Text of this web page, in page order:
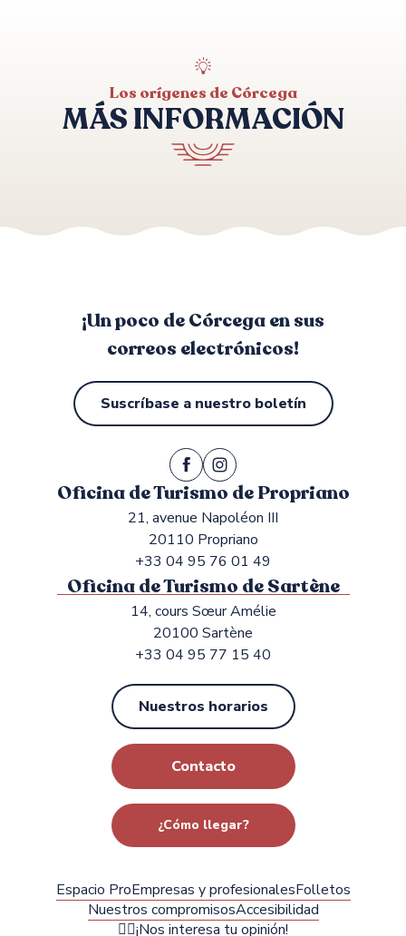
Los orígenes de Córcega
MÁS INFORMACIÓN
¡Un poco de Córcega en sus
correos electrónicos!
Suscríbase a nuestro boletín
Oficina de Turismo de Propriano
21, avenue Napoléon III
20110 Propriano
+33 04 95 76 01 49
Oficina de Turismo de Sartène
14, cours Sœur Amélie
20100 Sartène
+33 04 95 77 15 40
Nuestros horarios
Contacto
¿Cómo llegar?
Espacio ProEmpresas y profesionalesFolletos
Nuestros compromisosAccesibilidad
✍🏻¡Nos interesa tu opinión!